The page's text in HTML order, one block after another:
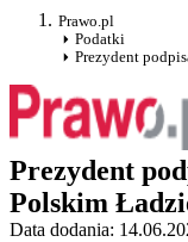
Prawo.pl
Podatki
Prezydent
Prezydent
Polskim
Data dodania: